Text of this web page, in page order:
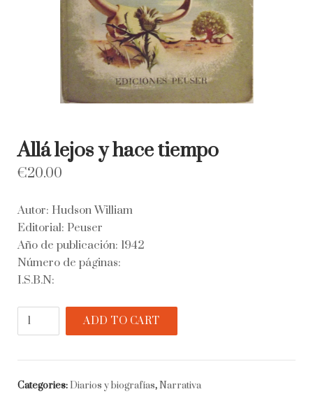
Allá lejos y hace tiempo
€20.00
Autor: Hudson William
Editorial: Peuser
Año de publicación: 1942
Número de páginas:
I.S.B.N:
Allá
hace
tiempo
quantity
ADD TO CART
Categories:Diarios y biografías,Narrativa